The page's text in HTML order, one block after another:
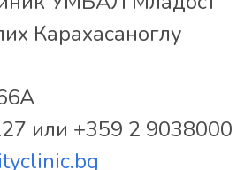
Карахасаноглу
или +359 2 9038000